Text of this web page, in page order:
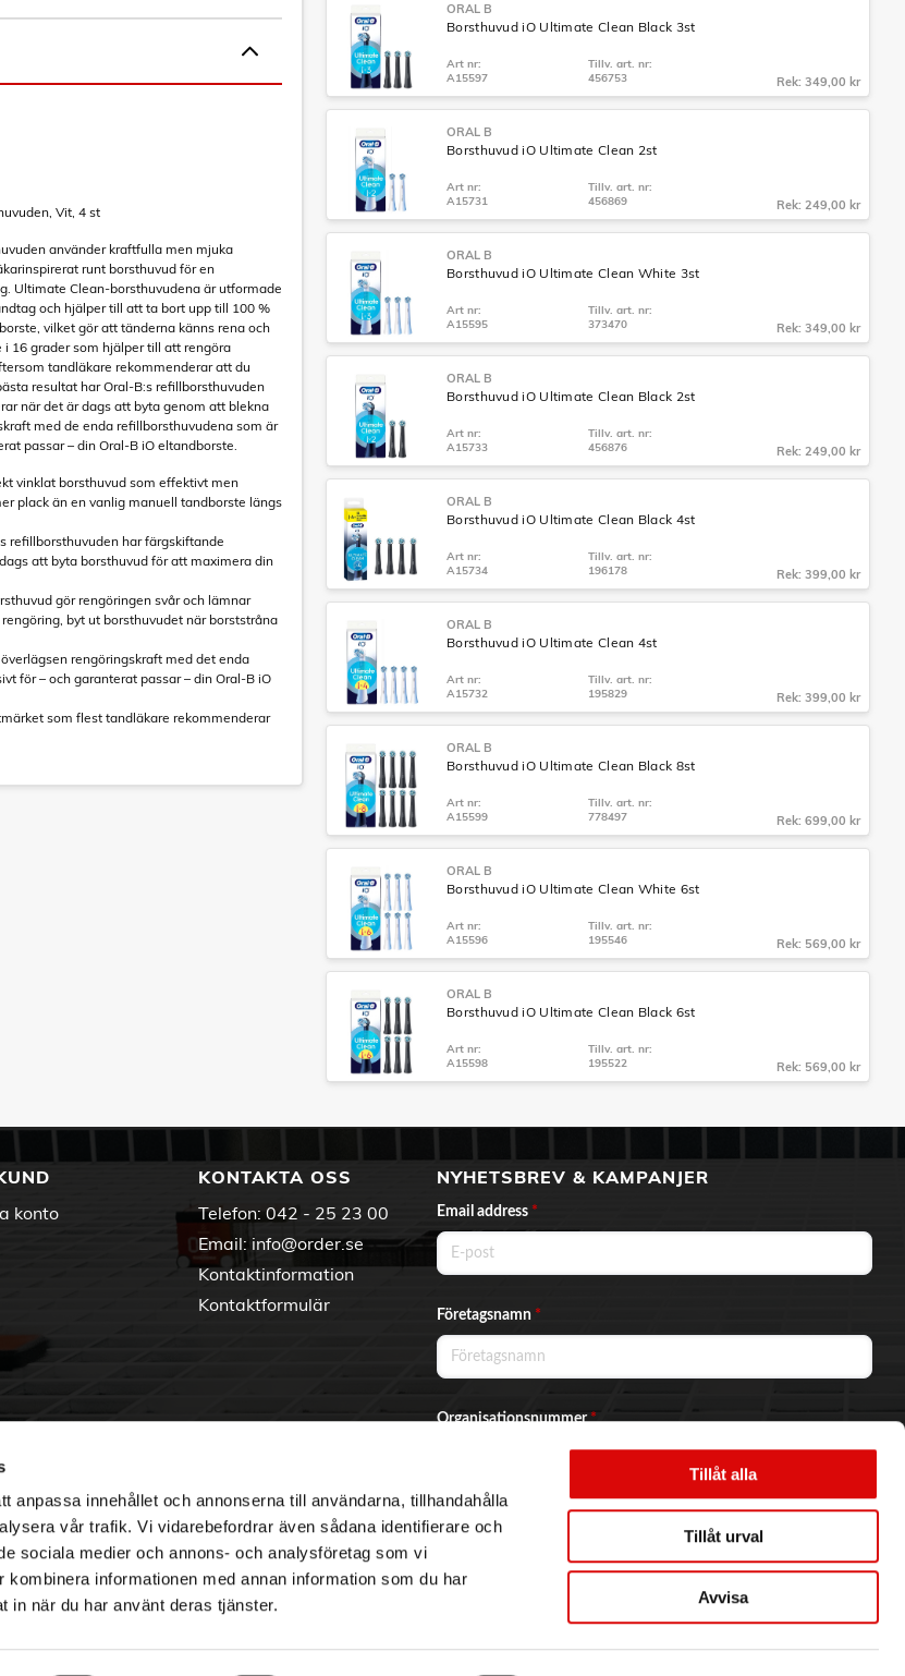
anpassa innehållet och annonserna till användarna, tillhandahålla
vår trafik. Vi vidarebefordrar även sådana identifierare och
sociala medier och annons- och analysföretag som vi
informationen med annan information som du har
in när du har använt deras tjänster.
Tillåt alla
Tillåt urval
Avvisa
Vit, 4 st
använder kraftfulla men mjuka
runt borsthuvud för en
Ultimate Clean-borsthuvudena är utformade
och hjälper till att ta bort upp till 100 %
vilket gör att tänderna känns rena och
16 grader som hjälper till att rengöra
tandläkare rekommenderar att du
resultat har Oral-B:s refillborsthuvuden
när det är dags att byta genom att blekna
med de enda refillborsthuvudena som är
passar – din Oral-B iO eltandborste.
vinklat borsthuvud som effektivt men
plack än en vanlig manuell tandborste längs
refillborsthuvuden har färgskiftande
att byta borsthuvud för att maximera din
gör rengöringen svår och lämnar
byt ut borsthuvudet när borststråna
rengöringskraft med det enda
för – och garanterat passar – din Oral-B iO
som flest tandläkare rekommenderar
ORAL B
Borsthuvud iO Ultimate Clean Black 3st
Art nr:
A15597
Tillv. art. nr:
456753
Rek: 349,00 kr
ORAL B
Borsthuvud iO Ultimate Clean 2st
Art nr:
A15731
Tillv. art. nr:
456869
Rek: 249,00 kr
ORAL B
Borsthuvud iO Ultimate Clean White 3st
Art nr:
A15595
Tillv. art. nr:
373470
Rek: 349,00 kr
ORAL B
Borsthuvud iO Ultimate Clean Black 2st
Art nr:
A15733
Tillv. art. nr:
456876
Rek: 249,00 kr
ORAL B
Borsthuvud iO Ultimate Clean Black 4st
Art nr:
A15734
Tillv. art. nr:
196178
Rek: 399,00 kr
ORAL B
Borsthuvud iO Ultimate Clean 4st
Art nr:
A15732
Tillv. art. nr:
195829
Rek: 399,00 kr
ORAL B
Borsthuvud iO Ultimate Clean Black 8st
Art nr:
A15599
Tillv. art. nr:
778497
Rek: 699,00 kr
ORAL B
Borsthuvud iO Ultimate Clean White 6st
Art nr:
A15596
Tillv. art. nr:
195546
Rek: 569,00 kr
ORAL B
Borsthuvud iO Ultimate Clean Black 6st
Art nr:
A15598
Tillv. art. nr:
195522
Rek: 569,00 kr
konto
KONTAKTA OSS
Telefon: 042 - 25 23 00
Email: info@order.se
Kontaktinformation
Kontaktformulär
NYHETSBREV & KAMPANJER
Email address *
Företagsnamn *
Organisationsnummer*
Ja, jag vill prenumerera på nyhetsbrevet.